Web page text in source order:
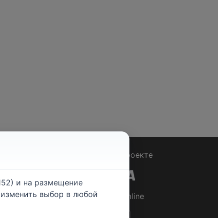
О проекте
© 2026Rabotniki.online
и на размещение
выбор в любой